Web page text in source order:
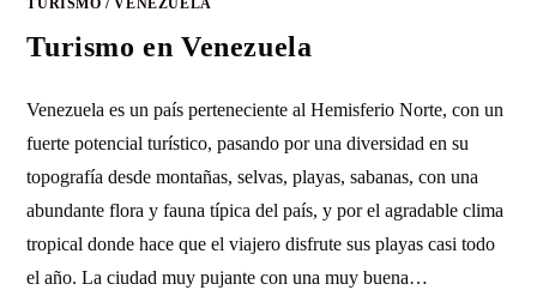
TURISMO /VENEZUELA
Turismo en Venezuela
Venezuela es un país perteneciente al Hemisferio Norte, con un
fuerte potencial turístico, pasando por una diversidad en su
topografía desde montañas, selvas, playas, sabanas, con una
abundante flora y fauna típica del país, y por el agradable clima
tropical donde hace que el viajero disfrute sus playas casi todo
el año. La ciudad muy pujante con una muy buena…